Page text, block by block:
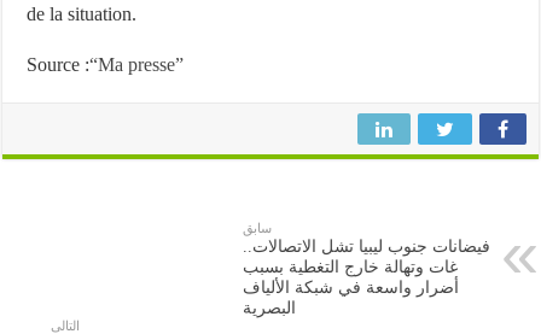
de la situation.
Source :“Ma presse”
سابق
فيضانات جنوب ليبيا تشل الاتصالات..
غات وتهالة خارج التغطية بسبب
أضرار واسعة في شبكة الألياف
البصرية
التالى